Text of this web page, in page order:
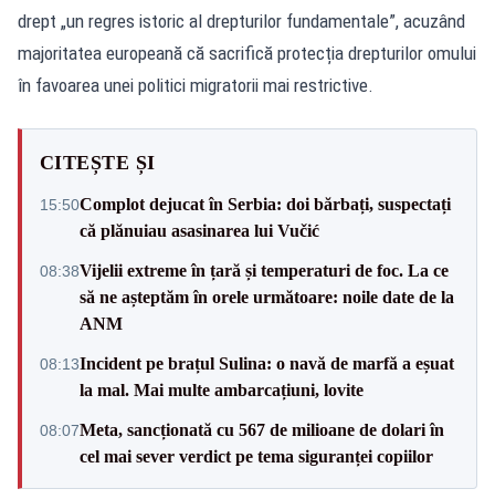
drept „un regres istoric al drepturilor fundamentale”, acuzând
majoritatea europeană că sacrifică protecția drepturilor omului
în favoarea unei politici migratorii mai restrictive.
CITEȘTE ȘI
15:50Complot dejucat în Serbia: doi bărbați, suspectați
că plănuiau asasinarea lui Vučić
08:38Vijelii extreme în țară și temperaturi de foc. La ce
să ne așteptăm în orele următoare: noile date de la
ANM
08:13Incident pe brațul Sulina: o navă de marfă a eșuat
la mal. Mai multe ambarcațiuni, lovite
08:07Meta, sancționată cu 567 de milioane de dolari în
cel mai sever verdict pe tema siguranței copiilor